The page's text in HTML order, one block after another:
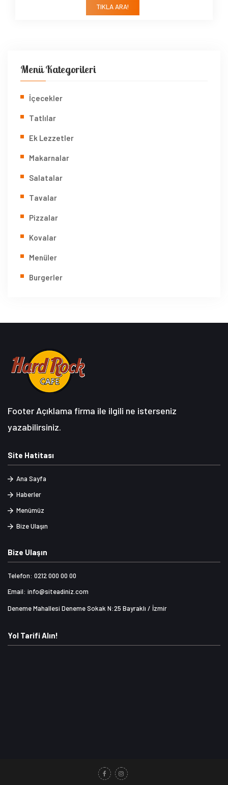
TIKLA ARA!
Menü Kategorileri
İçecekler
Tatlılar
Ek Lezzetler
Makarnalar
Salatalar
Tavalar
Pizzalar
Kovalar
Menüler
Burgerler
Footer Açıklama firma ile ilgili ne isterseniz
yazabilirsiniz.
Site Hatitası
Ana Sayfa
Haberler
Menümüz
Bize Ulaşın
Bize Ulaşın
Telefon: 0212 000 00 00
Email: info@siteadiniz.com
Deneme Mahallesi Deneme Sokak N:25 Bayraklı / İzmir
Yol Tarifi Alın!